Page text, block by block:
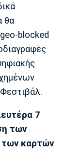
θα
blocked
7
των
των καρτών